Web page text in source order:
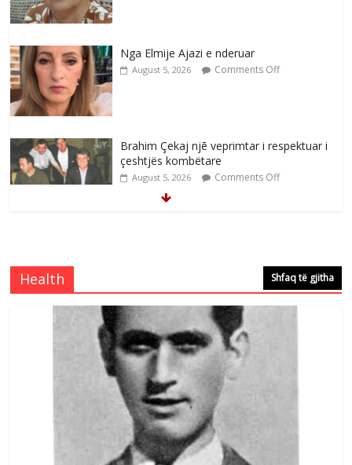
Nga Elmije Ajazi e nderuar
August 5, 2026 Comments Off
Brahim Çekaj njē veprimtar i respektuar i
çeshtjës kombëtare
August 5, 2026 Comments Off
e invalidëve në Fushë Kosovë
Comments Off
Çlirimtari Agron Gërvalla me takime pune
në atdhe të shoqerisë Levizja
August 3, 2026 Comments Off
Postim me vlera nga artistja e mirëfilltë
Mimoza Gjoni
August 6, 2026 Comments Off
Health Shfaq të gjitha